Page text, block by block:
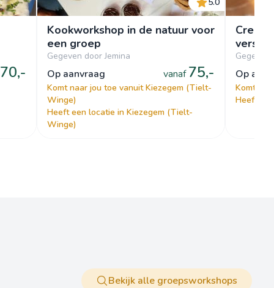
70,-
Kookworkshop in de natuur voor
een groep
Gegeven door Jemina
op aanvraag vanaf 75,-
Komt naar jou toe vanuit Kiezegem (Tielt-
Winge)
Heeft een locatie in Kiezegem (Tielt-
Winge)
Gegeven
op
Komt
Heeft
Bekijk alle groepsworkshops